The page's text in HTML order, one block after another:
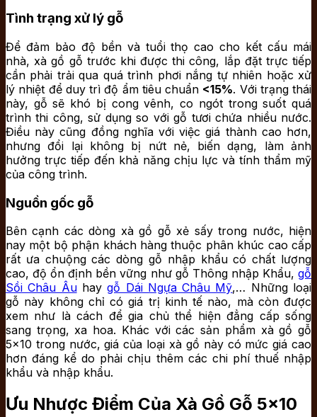
Tình trạng xử lý gỗ
Để đảm bảo độ bền và tuổi thọ cao cho kết cấu mái
nhà, xà gồ gỗ trước khi được thi công, lắp đặt trực tiếp
cần phải trải qua quá trình phơi nắng tự nhiên hoặc xử
lý nhiệt để duy trì độ ẩm tiêu chuẩn <15%. Với trạng thái
này, gỗ sẽ khó bị cong vênh, co ngót trong suốt quá
trình thi công, sử dụng so với gỗ tươi chứa nhiều nước.
Điều này cũng đồng nghĩa với việc giá thành cao hơn,
nhưng đổi lại không bị nứt nẻ, biến dạng, làm ảnh
hưởng trực tiếp đến khả năng chịu lực và tính thẩm mỹ
của công trình.
Nguồn gốc gỗ
Bên cạnh các dòng xà gồ gỗ xẻ sấy trong nước, hiện
nay một bộ phận khách hàng thuộc phân khúc cao cấp
rất ưa chuộng các dòng gỗ nhập khẩu có chất lượng
cao, độ ổn định bền vững như gỗ Thông nhập Khẩu, gỗ
Sồi Châu Âuhaygỗ Dái Ngựa Châu Mỹ,… Những loại
gỗ này không chỉ có giá trị kinh tế nào, mà còn được
xem như là cách để gia chủ thể hiện đẳng cấp sống
sang trọng, xa hoa. Khác với các sản phẩm xà gồ gỗ
5×10 trong nước, giá của loại xà gồ này có mức giá cao
hơn đáng kể do phải chịu thêm các chi phí thuế nhập
khẩu và nhập khẩu.
Ưu Nhược Điểm Của Xà Gồ Gỗ 5×10